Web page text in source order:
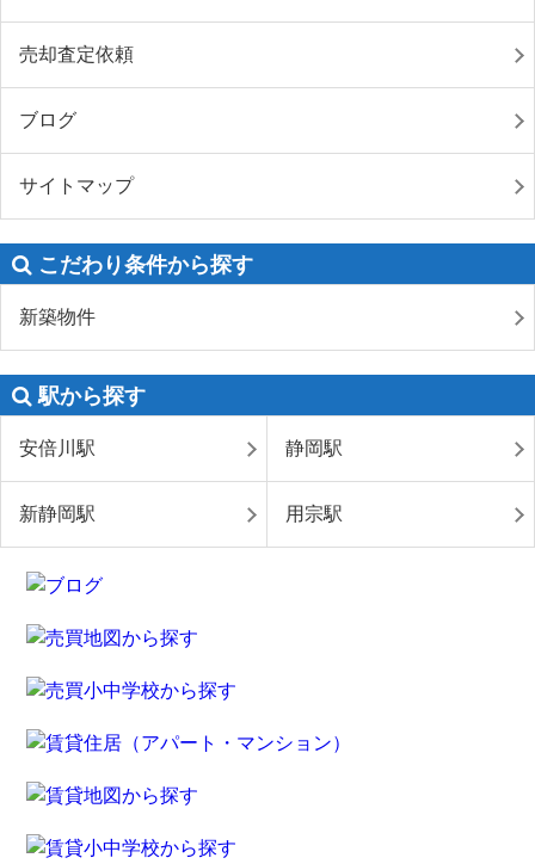
売却査定依頼
ブログ
サイトマップ
こだわり条件から探す
新築物件
駅から探す
安倍川駅 静岡駅
新静岡駅 用宗駅